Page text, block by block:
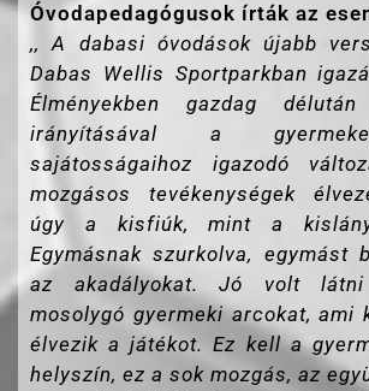
Óvodapedagógusok írták az
,, A dabasi óvodások újabb
Dabas Wellis Sportparkban
Élményekben gazdag
irányításával a
sajátosságaihoz igazodó
mozgásos tevékenységek
úgy a kisfiúk, mint a
Egymásnak szurkolva, egymást
az akadályokat. Jó volt
mosolygó gyermeki arcokat, ami
élvezik a játékot. Ez kell a
helyszín, ez a sok mozgás, az